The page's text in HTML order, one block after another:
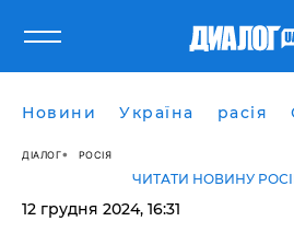
Новини Україна расія
ДІАЛОГ РОСІЯ
ЧИТАТИ НОВИНУ
12 грудня 2024, 16:31